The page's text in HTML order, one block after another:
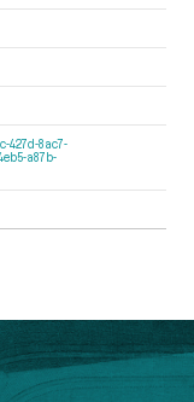
427d-8ac7-
a87b-